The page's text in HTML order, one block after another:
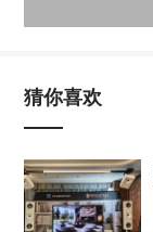
猜你喜欢